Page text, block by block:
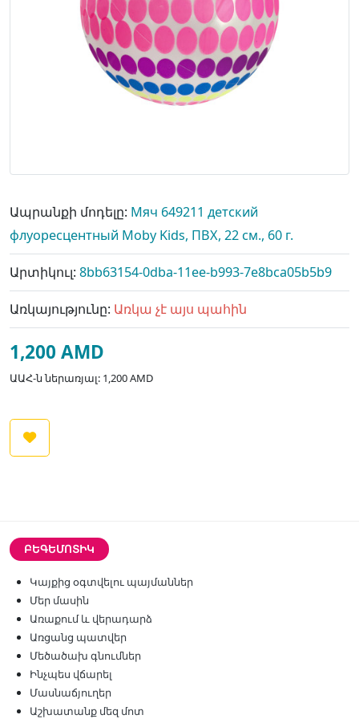
Ապրանքի մոդելը: Мяч 649211 детский
флуоресцентный Moby Kids, ПВХ, 22 см., 60 г.
Արտիկուլ: 8bb63154-0dba-11ee-b993-7e8bca05b5b9
Առկայությունը: Առկա չէ այս պահին
1,200 AMD
ԱԱՀ-ն ներառյալ: 1,200 AMD
ԲԵԳԵՄՈՏԻԿ
Կայքից օգտվելու պայմաններ
Մեր մասին
Առաքում և վերադարձ
Առցանց պատվեր
Մեծածախ գնումներ
Ինչպես վճարել
Մասնաճյուղեր
Աշխատանք մեզ մոտ